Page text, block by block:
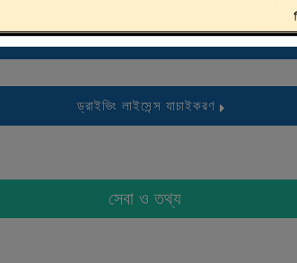
ই-ট্যাক্স টোকেন, ই-লাইসেন্স, ই-ফিটনেস ইত্যাদি যাচাইকরণ
ড্রাইভিং লাইসেন্স যাচাইকরণ
সেবা ও তথ্য